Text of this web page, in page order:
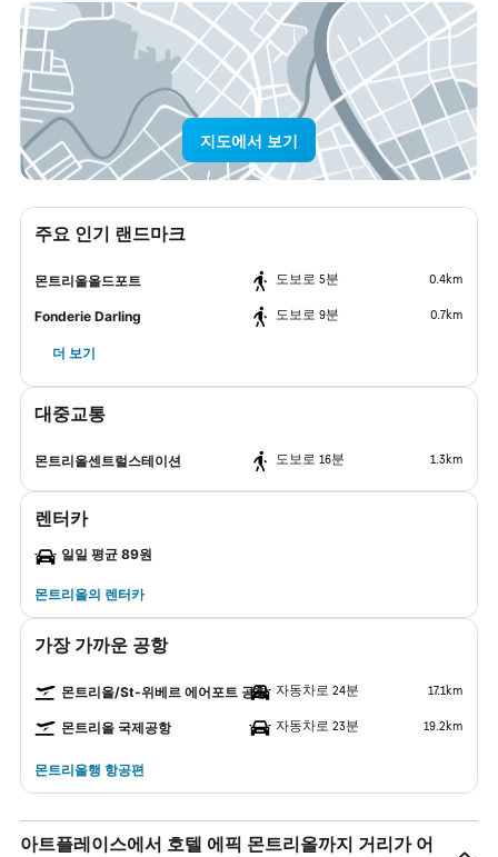
지도에서 보기
주요 인기 랜드마크
몬트리올올드포트 도보로 5분 0.4km
Fonderie Darling 도보로 9분 0.7km
더 보기
대중교통
몬트리올센트럴스테이션 도보로 16분 1.3km
렌터카
일일 평균 89원
몬트리올​의 렌터카
가장 가까운 공항
몬트리올/St-위베르 에어포트 공항 자동차로 24분 17.1km
몬트리올 국제공항 자동차로 23분 19.2km
몬트리올행 항공편
아트플레이스에서 호텔 에픽 몬트리올까지 거리가 어